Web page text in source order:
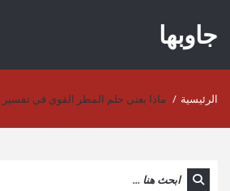
جاوبها
الرئيسية / ماذا يعني حلم المطر القوي في